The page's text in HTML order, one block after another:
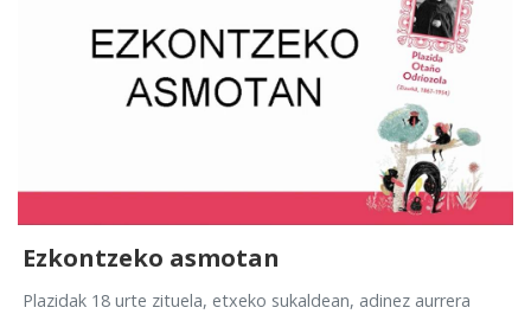
Ezkontzeko asmotan
Plazidak 18 urte zituela, etxeko sukaldean, adinez aurrera